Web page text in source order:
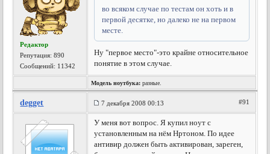
Редактор
Репутация:890
Сообщений: 11342
во всяком случае по тестам он хоть и в
первой десятке, но далеко не на первом
месте.
Ну "первое место"-это крайне относительное
понятие в этом случае.
Модель ноутбука: разные.
degget 7 декабря 2008 00:13 #91
У меня вот вопрос. Я купил ноут с
установленным на нём Нртоном. По идее
антивир должен быть активирован, зареген,